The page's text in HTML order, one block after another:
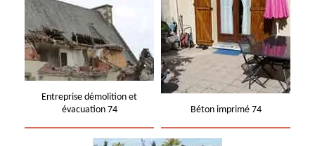
Entreprise démolition et
évacuation 74
Béton imprimé 74